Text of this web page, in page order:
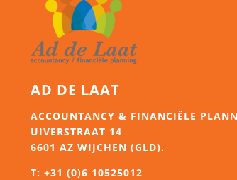
AD DE LAAT
ACCOUNTANCY & FINANCIËLE
UIVERSTRAAT 14
6601 AZ WIJCHEN (GLD).
T: +31 (0)6 10525012